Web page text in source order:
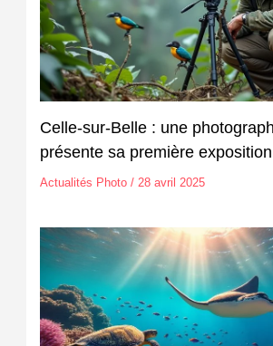
Celle-sur-Belle : une
présente sa première exposition
Actualités Photo/ 28 avril 2025